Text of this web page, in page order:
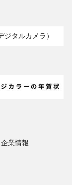
ジタルカメラ）
企業情報